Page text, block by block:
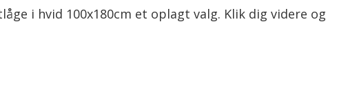
i hvid 100x180cm et oplagt valg. Klik dig videre og